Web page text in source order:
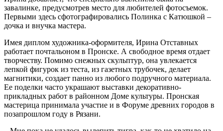
завалинке, предусмотрев место для любителей фотосъемок.
Первыми здесь сфотографировались Полинка с Катюшкой –
дочка и внучка мастера.
Имея диплом художника-оформителя, Ирина Отставных
работает почтальоном в Пронске. А свободное время отдает
творчеству. Помимо снежных скульптур, она увлекается
лепкой фигурок из теста, из газетных трубочек, делает
магнитики, создает панно из любого подручного материала.
Ее поделки часто украшают выставки декоративно-
прикладных работ в районном Доме культуры. Пронская
мастерица принимала участие и в Форуме древних городов в
позапрошлом году в Рязани.